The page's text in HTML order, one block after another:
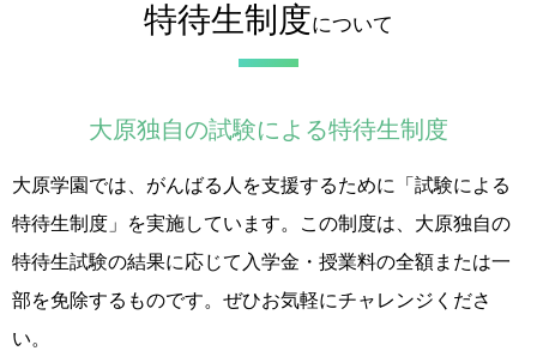
特待生制度について
大原独自の試験による特待生制度
大原学園では、がんばる人を支援するために「試験による
特待生制度」を実施しています。この制度は、大原独自の
特待生試験の結果に応じて入学金・授業料の全額または一
部を免除するものです。ぜひお気軽にチャレンジくださ
い。